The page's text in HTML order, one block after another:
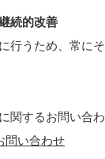
続的改善
うため、常に
するお問い合
問い合わせ